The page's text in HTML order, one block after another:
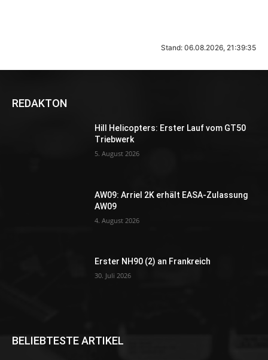
Stand: 06.08.2026, 21:39:35
REDAKTON
Hill Helicopters: Erster Lauf vom GT50
Triebwerk
5. August 2026
AW09: Arriel 2K erhält EASA-Zulassung
AW09
4. August 2026
Erster NH90 (2) an Frankreich
30. Juli 2026
BELIEBTESTE ARTIKEL